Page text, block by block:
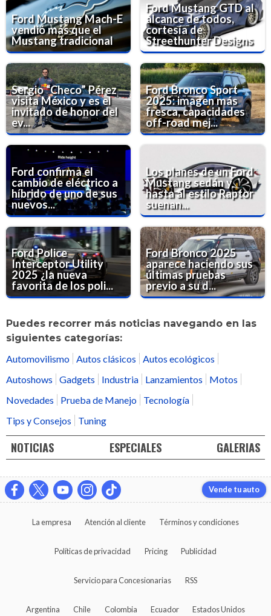
Ford Mustang Mach-E
vendió más que el
Mustang tradicional
Ford Mustang GTD al
alcance de todos,
cortesía de
Streethunter Designs
Sergio “Checo” Pérez
visita México y es el
invitado de honor del
ev...
Ford Bronco Sport
2025: imagen más
fresca, capacidades
off-road mej...
Ford confirma el
cambio de eléctrico a
híbrido de uno de sus
nuevos...
Los planes de un Ford
Mustang sedán y
hasta al estilo Raptor
suenan...
Ford Police
Interceptor Utility
2025 ¿la nueva
favorita de los poli...
Ford Bronco 2025
aparece haciendo sus
últimas pruebas
previo a su d...
Puedes recorrer más noticias navegando en las
siguientes categorías:
Automovilismo
Autos clásicos
Autos ecológicos
Autoshows
Gadgets Industria Lanzamientos
Motos
Novedades
Prueba de Manejo
Tecnología
Tips y Consejos
Tuning
NOTICIAS ESPECIALES GALERIAS
Vende tu auto
La empresa Atención al cliente Términos y condiciones
Políticas de privacidad Pricing Publicidad
Servicio para Concesionarias RSS
Argentina Chile Colombia Ecuador Estados Unidos